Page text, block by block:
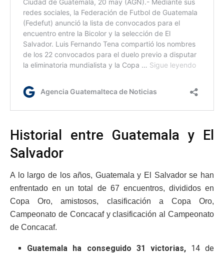
Historial entre Guatemala y El
Salvador
A lo largo de los años, Guatemala y El Salvador se han
enfrentado en un total de 67 encuentros, divididos en
Copa Oro, amistosos, clasificación a Copa Oro,
Campeonato de Concacaf y clasificación al Campeonato
de Concacaf.
Guatemala ha conseguido 31 victorias,14 de